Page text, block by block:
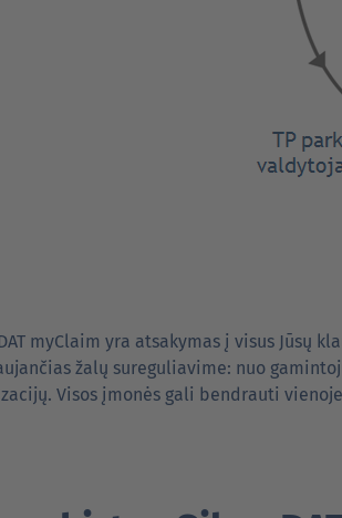
myClaim yra atsakymas į visus Jūsų
žalų sureguliavime: nuo
Visos įmonės gali bendrauti